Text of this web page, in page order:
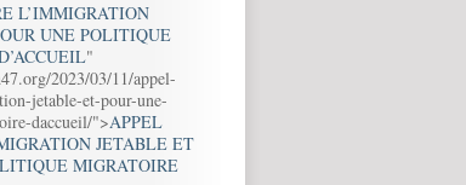
L’IMMIGRATION
UNE POLITIQUE
"
2023/03/11/appel-
jetable-et-pour-une-
daccueil/">APPEL
JETABLE ET
MIGRATOIRE